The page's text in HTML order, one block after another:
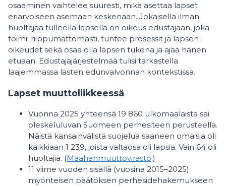
osaaminen vaihtelee suuresti, mikä asettaa lapset
eriarvoiseen asemaan keskenään. Jokaisella ilman
huoltajaa tulleella lapsella on oikeus edustajaan, joka
toimii riippumattomasti, tuntee prosessit ja lapsen
oikeudet sekä osaa olla lapsen tukena ja ajaa hänen
etuaan. Edustajajärjestelmää tulisi tarkastella
laajemmassa lasten edunvalvonnan kontekstissa.
Lapset muuttoliikkeessä
Vuonna 2025 yhteensä 19 860 ulkomaalaista sai
oleskeluluvan Suomeen perhesiteen perusteella.
Näistä kansainvälistä suojelua saaneen omaisia oli
kaikkiaan 1 239, joista valtaosa oli lapsia. Vain 64 oli
huoltajia. (Maahanmuuttovirasto.)
11 viime vuoden sisällä (vuosina 2015–2025)
myönteisen päätöksen perhesidehakemukseen